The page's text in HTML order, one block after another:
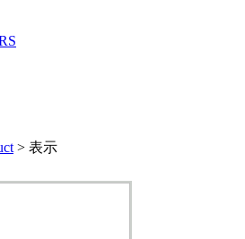
> 表示